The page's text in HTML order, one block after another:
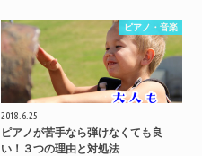
ピアノ・音楽
2018.6.25
ピアノが苦手なら弾けなくても良
い！３つの理由と対処法